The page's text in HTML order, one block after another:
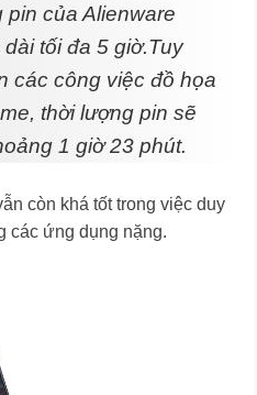
pin của Alienware
tối đa 5 giờ.Tuy
các công việc đồ họa
thời lượng pin sẽ
1 giờ 23 phút.
còn khá tốt trong việc duy
các ứng dụng nặng.